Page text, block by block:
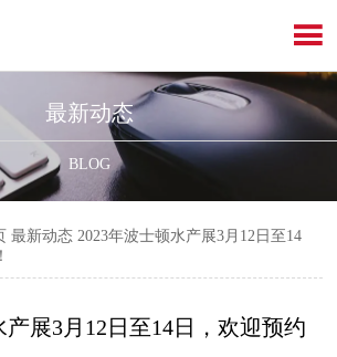

最新动态
BLOG
最新动态 2023年波士顿水产展3月12日至14
产展3月12日至14日，欢迎预约